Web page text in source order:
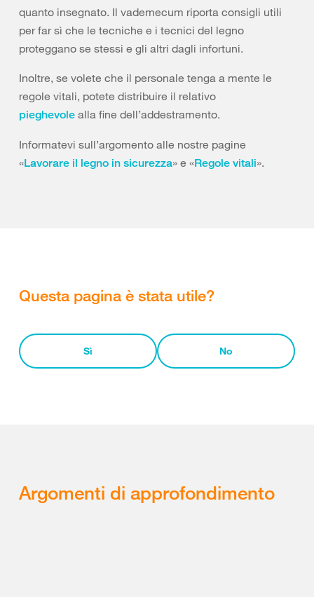
quanto insegnato. Il vademecum riporta consigli utili
per far sì che le tecniche e i tecnici del legno
proteggano se stessi e gli altri dagli infortuni.
Inoltre, se volete che il personale tenga a mente le
regole vitali, potete distribuire il relativo
pieghevole alla fine dell’addestramento.
Informatevi sull’argomento alle nostre pagine
«Lavorare il legno in sicurezza» e «Regole vitali».
Questa pagina è stata utile?
Sì No
Argomenti di approfondimento